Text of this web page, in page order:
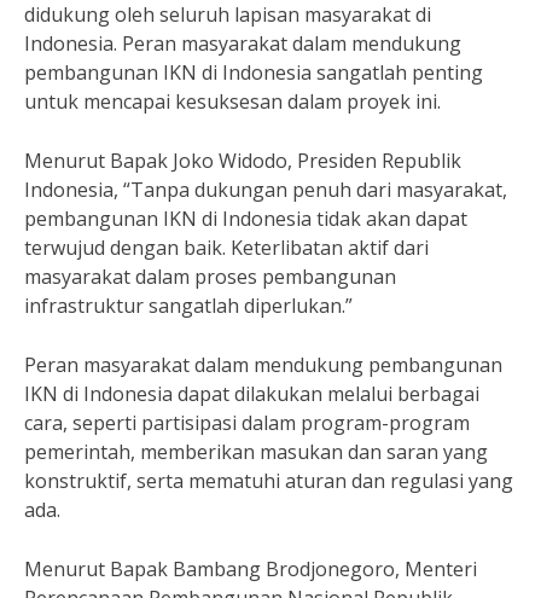
didukung oleh seluruh lapisan masyarakat di
Indonesia. Peran masyarakat dalam mendukung
pembangunan IKN di Indonesia sangatlah penting
untuk mencapai kesuksesan dalam proyek ini.
Menurut Bapak Joko Widodo, Presiden Republik
Indonesia, “Tanpa dukungan penuh dari masyarakat,
pembangunan IKN di Indonesia tidak akan dapat
terwujud dengan baik. Keterlibatan aktif dari
masyarakat dalam proses pembangunan
infrastruktur sangatlah diperlukan.”
Peran masyarakat dalam mendukung pembangunan
IKN di Indonesia dapat dilakukan melalui berbagai
cara, seperti partisipasi dalam program-program
pemerintah, memberikan masukan dan saran yang
konstruktif, serta mematuhi aturan dan regulasi yang
ada.
Menurut Bapak Bambang Brodjonegoro, Menteri